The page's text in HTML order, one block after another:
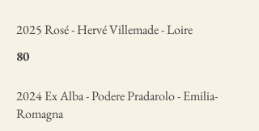
2025 Rosé - Hervé Villemade - Loire
80
2024 Ex Alba - Podere Pradarolo - Emilia-
Romagna